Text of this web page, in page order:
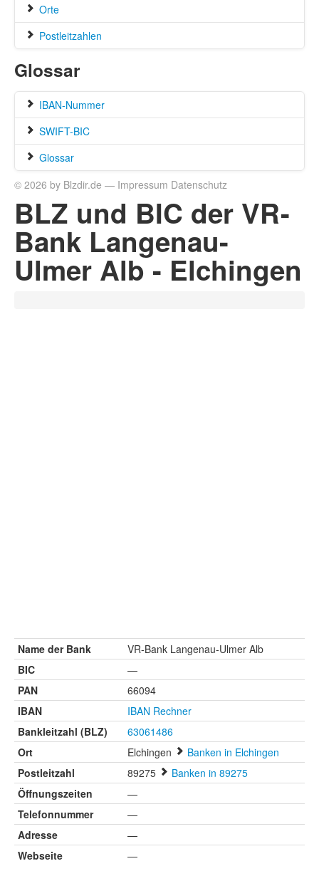
Orte
Postleitzahlen
Glossar
IBAN-Nummer
SWIFT-BIC
Glossar
© 2026 by Blzdir.de — Impressum Datenschutz
BLZ und BIC der VR-
Bank Langenau-
Ulmer Alb - Elchingen
Name der Bank
VR-Bank Langenau-Ulmer Alb
BIC
—
PAN
66094
IBAN
IBAN Rechner
Bankleitzahl (BLZ)
63061486
Ort
Elchingen
Banken in Elchingen
Postleitzahl
89275
Banken in 89275
Öffnungszeiten
—
Telefonnummer
—
Adresse
—
Webseite
—